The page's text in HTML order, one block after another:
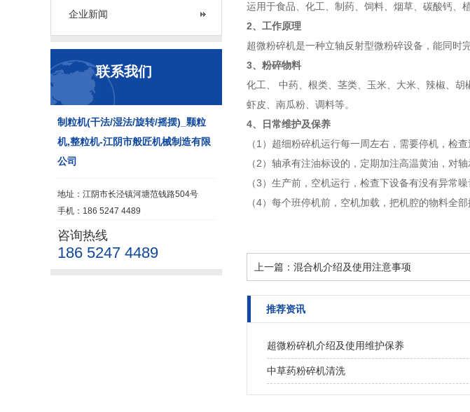
企业新闻
联系我们
制粒机(干法/湿法/旋转/摇摆)_颗粒
机,整粒机-江阴市般匠机械制造有限
公司
地址：江阴市长泾镇河塘范钱路504号
手机：186 5247 4489
咨询热线
186 5247 4489
运用于食品、化工、制药、饲料、烟草、碳酸钙、
2、工作原理
超微粉碎机是一种立轴反射型微粉碎设备，能同时
3、粉碎物料
化工、 中药、根类、茎类、玉米、大米、辣椒、
虾皮、南瓜粉、调料等。
4、日常维护及保养
（1）超细粉碎机运行每一周左右，需要停机，检
（2）轴承有注油标设的，定期加注高温黄油，对轴
（3）生产前，空机运行，检查下设备有没有异常
（4）每个班停机前，空机加载，把机腔的物料全部
上一篇： 混合机介绍及使用注意事项
推荐资讯
超微粉碎机介绍及使用维护保养
中草药粉碎机清洗